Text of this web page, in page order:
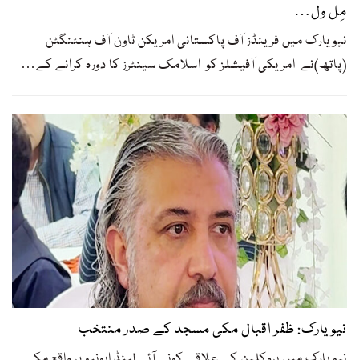
مِل ول…
نیویارک میں فرینڈز آف پاکستانی امریکن ٹاون آف ہنٹنگٹن
(پاتھ)نے امریکی آفیشلز کو اسلامک سینٹرز کا دورہ کرانے کے…
نیویارک: ظفر اقبال مکی مسجد کے صدر منتخب